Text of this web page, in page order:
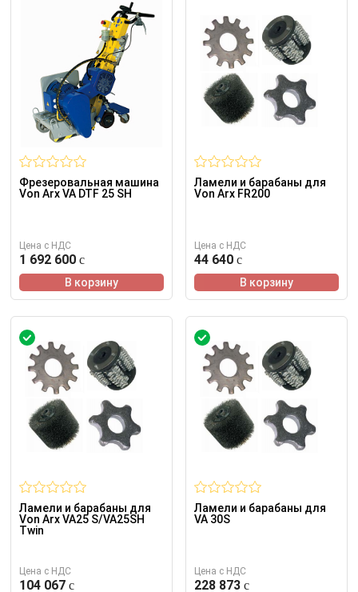
Фрезеровальная машина
Von Arx VA DTF 25 SH
Цена с НДС
1 692 600
В корзину
Ламели и барабаны для
Von Arx FR200
Цена с НДС
44 640
В корзину
Ламели и барабаны для
Von Arx VA25 S/VA25SH
Twin
Цена с НДС
104 067
Ламели и барабаны для
VA 30S
Цена с НДС
228 873